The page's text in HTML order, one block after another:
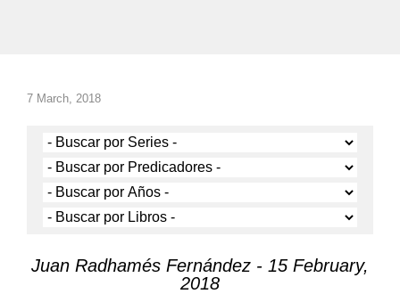
7 March, 2018
Juan Radhamés Fernández - 15 February,
2018